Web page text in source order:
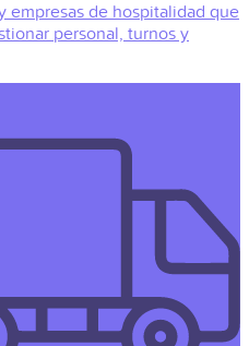
empresas de hospitalidad que
personal, turnos y